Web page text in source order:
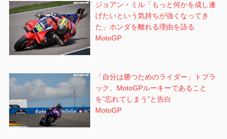
ジョアン・ミル「もっと何かを成し遂
げたいという気持ちが強くなってき
た」ホンダを離れる理由を語る
MotoGP
「自分は勝つためのライダー」トプラ
ック、MotoGPルーキーであること
を”忘れてしまう”と告白
MotoGP